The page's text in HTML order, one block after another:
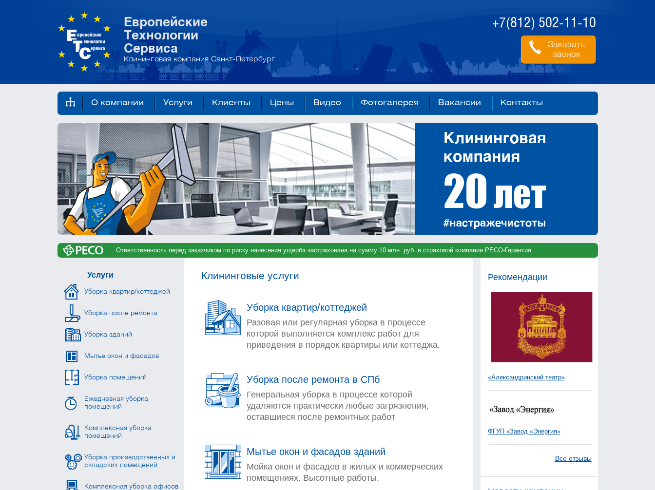
Европейские
Технологии
Сервиса
Клининговая компания Санкт-Петербург
+7(812) 502-11-10
Заказать
звонок
О компании Услуги Клиенты Цены Видео Фотогалерея Вакансии Контакты
Ответственность перед заказчиком по риску нанесения ущерба застрахована на сумму 10 млн. руб. в страховой компании РЕСО-Гарантия
Услуги
Уборка квартир/коттеджей
Уборка после ремонта
Уборка зданий
Мытье окон и фасадов
Уборка помещений
Ежедневная уборка
помещений
Комплексная уборка
помещений
Уборка производственных и
складских помещений
Комплексная уборка офисов
Клининговые услуги
Уборка квартир/коттеджей
Разовая или регулярная уборка в процессе
которой выполняется комплекс работ для
приведения в порядок квартиры или коттеджа.
Уборка после ремонта в СПб
Генеральная уборка в процессе которой
удаляются практически любые загрязнения,
оставшиеся после ремонтных работ
Мытье окон и фасадов зданий
Мойка окон и фасадов в жилых и коммерческих
помещениях. Высотные работы.
Рекомендации
«Александринский театр»
ФГУП «Завод «Энергия»
Все отзывы